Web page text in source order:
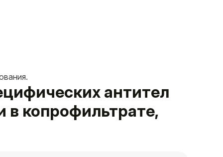
антител
в копрофильтрате,